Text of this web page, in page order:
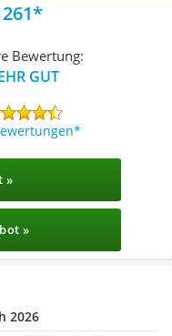
Bewertung:
GUT
»
»
2026